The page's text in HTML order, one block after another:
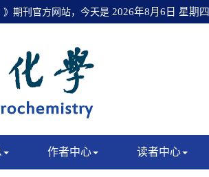
期刊官方网站，今天是 2026年8月6日 星期四
作者中心 读者中心